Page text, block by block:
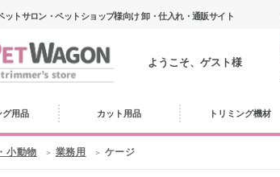
ットサロン・ペットショップ様向け 卸・仕入れ・通販サイト
ようこそ、ゲスト様
グ用品 カット用品 トリミング機材
小動物 業務用 ケージ